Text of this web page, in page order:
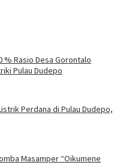
% Rasio Desa Gorontalo
Pulau Dudepo
Perdana di Pulau Dudepo,
Masamper “Oikumene